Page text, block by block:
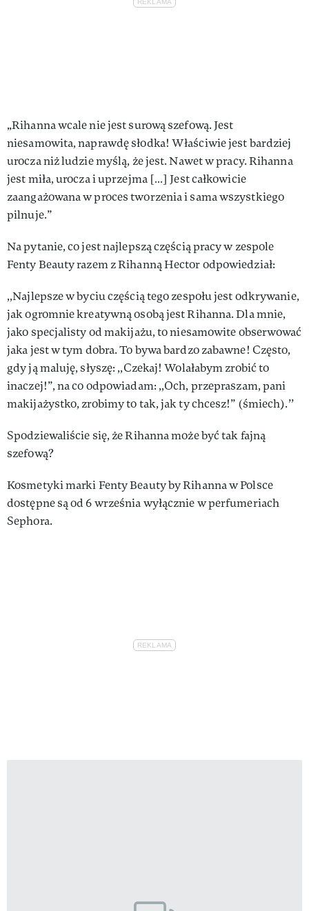
„Rihanna wcale nie jest surową szefową. Jest
niesamowita, naprawdę słodka! Właściwie jest bardziej
urocza niż ludzie myślą, że jest. Nawet w pracy. Rihanna
jest miła, urocza i uprzejma […] Jest całkowicie
zaangażowana w proces tworzenia i sama wszystkiego
pilnuje.”
Na pytanie, co jest najlepszą częścią pracy w zespole
Fenty Beauty razem z Rihanną Hector odpowiedział:
,,Najlepsze w byciu częścią tego zespołu jest odkrywanie,
jak ogromnie kreatywną osobą jest Rihanna. Dla mnie,
jako specjalisty od makijażu, to niesamowite obserwować
jaka jest w tym dobra. To bywa bardzo zabawne! Często,
gdy ją maluję, słyszę: ,,Czekaj! Wolałabym zrobić to
inaczej!”, na co odpowiadam: ,,Och, przepraszam, pani
makijażystko, zrobimy to tak, jak ty chcesz!” (śmiech).’’
Spodziewaliście się, że Rihanna może być tak fajną
szefową?
Kosmetyki marki Fenty Beauty by Rihanna w Polsce
dostępne są od 6 września wyłącznie w perfumeriach
Sephora.